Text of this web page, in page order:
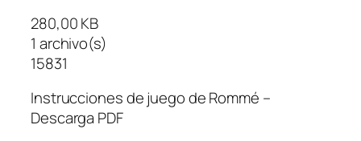
280,00 KB
1 archivo(s)
15831
Instrucciones de juego de Rommé –
Descarga PDF